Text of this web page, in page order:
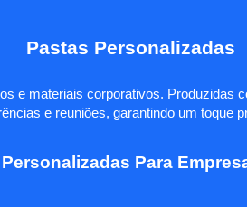
Pastas Personalizadas
e materiais corporativos. Produzidas
e reuniões, garantindo um toque
Para